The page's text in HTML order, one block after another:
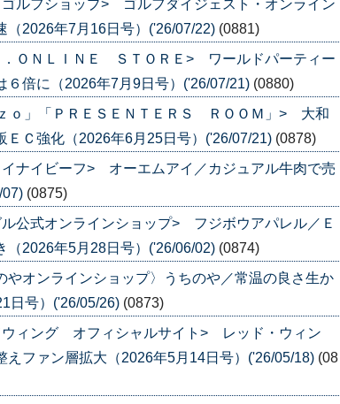
ルフショップ> ゴルフダイジェスト・オンライン
（2026年7月16日号）('26/07/22) (0881)
．ＯＮＬＩＮＥ ＳＴＯＲＥ> ワールドパーティー
６倍に（2026年7月9日号）('26/07/21) (0880)
ｏ」「ＰＲＥＳＥＮＴＥＲＳ ＲＯＯＭ」> 大和
ＥＣ強化（2026年6月25日号）('26/07/21) (0878)
ナイビーフ> オーエムアイ／カジュアル牛肉で売
07) (0875)
公式オンラインショップ> フジボウアパレル／Ｅ
（2026年5月28日号）('26/06/02) (0874)
オンラインショップ〉うちのや／常温の良さ生か
日号）('26/05/26) (0873)
ウィング オフィシャルサイト> レッド・ウィン
えファン層拡大（2026年5月14日号）('26/05/18) (08